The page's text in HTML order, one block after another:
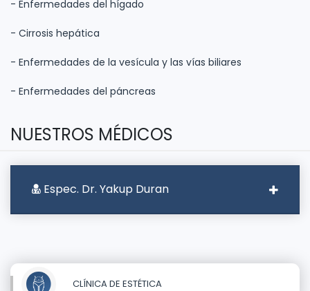
- Enfermedades del hígado
- Cirrosis hepática
- Enfermedades de la vesícula y las vías biliares
- Enfermedades del páncreas
NUESTROS MÉDICOS
Espec. Dr. Yakup Duran
CLÍNICA DE ESTÉTICA